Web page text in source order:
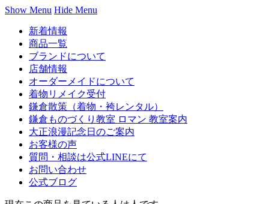
Show Menu Hide Menu
新着情報
商品一覧
ブランドについて
店舗情報
オーダーメイドについて
着物リメイク受付
鎌倉散策（着物・袴レンタル）
鎌倉ものづくり教室 ロマン 教室案内
大正浪漫記念日のご案内
お客様の声
質問・相談は公式LINEにて
お問い合わせ
公式ブログ